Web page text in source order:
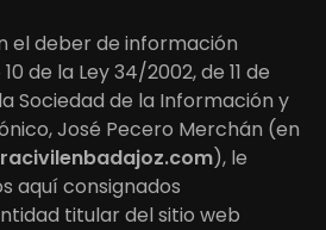
el deber de información
de la Ley 34/2002, de 11 de
Sociedad de la Información y
José Pecero Merchán (en
), le
aquí consignados
titular del sitio web